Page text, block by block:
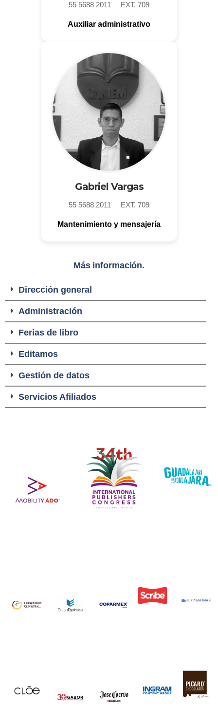
55 5688 2011 EXT. 709
Auxiliar administrativo
Gabriel Vargas
55 5688 2011 EXT. 709
Mantenimiento y mensajería
Más información.
Dirección general
Administración
Ferias de libro
Editamos
Gestión de datos
Servicios Afiliados